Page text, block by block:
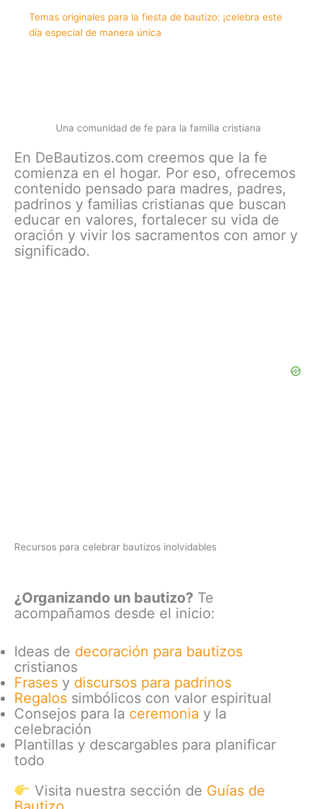
Temas originales para la fiesta de bautizo: ¡celebra este
día especial de manera única
Una comunidad de fe para la familia cristiana
En DeBautizos.com creemos que la fe
comienza en el hogar. Por eso, ofrecemos
contenido pensado para madres, padres,
padrinos y familias cristianas que buscan
educar en valores, fortalecer su vida de
oración y vivir los sacramentos con amor y
significado.
Recursos para celebrar bautizos inolvidables
¿Organizando un bautizo? Te
acompañamos desde el inicio:
Ideas de decoración para bautizos
cristianos
Frases y discursos para padrinos
Regalos simbólicos con valor espiritual
Consejos para la ceremonia y la
celebración
Plantillas y descargables para planificar
todo
Visita nuestra sección de Guías de